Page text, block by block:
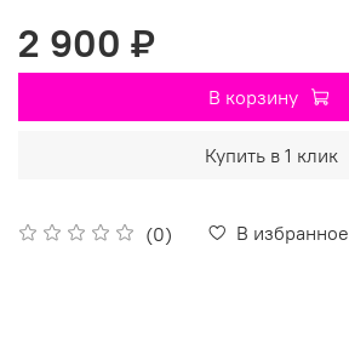
(0) В избранное
2 900 ₽
В корзину
Купить в 1 клик